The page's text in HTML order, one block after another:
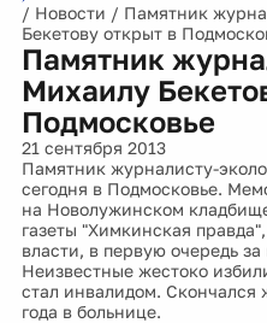
/ Новости / Памятник
Бекетову открыт в
Памятник
Михаилу
Подмосковье
21 сентября 2013
Памятник журналисту-
сегодня в Подмосковье.
на Новолужинском
газеты "Химкинская
власти, в первую очередь
Неизвестные жестоко
стал инвалидом. Скончался
года в больнице.